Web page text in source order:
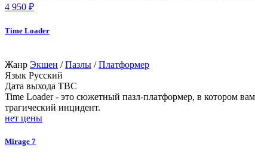
4 950 ₽
Time Loader
Жанр Экшен /Пазлы /Платформер
Язык Русский
Дата выхода TBC
Time Loader - это сюжетный пазл-платформер, в котором
трагический инцидент.
нет цены
Mirage 7